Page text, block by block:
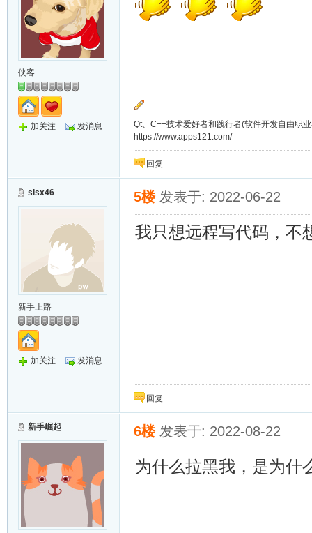
侠客
加关注 发消息
Qt、C++技术爱好者和践行者(软件开发自由职
https://www.apps121.com/
回复
slsx46
新手上路
加关注 发消息
5楼 发表于: 2022-06-22
我只想远程写代码，不
回复
新手崛起 6楼 发表于: 2022-08-22
为什么拉黑我，是为什